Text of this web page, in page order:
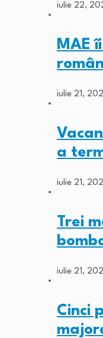
iulie 22,
MAE
iulie 21,
a
iulie 21,
Trei
iulie 21,
Cinci